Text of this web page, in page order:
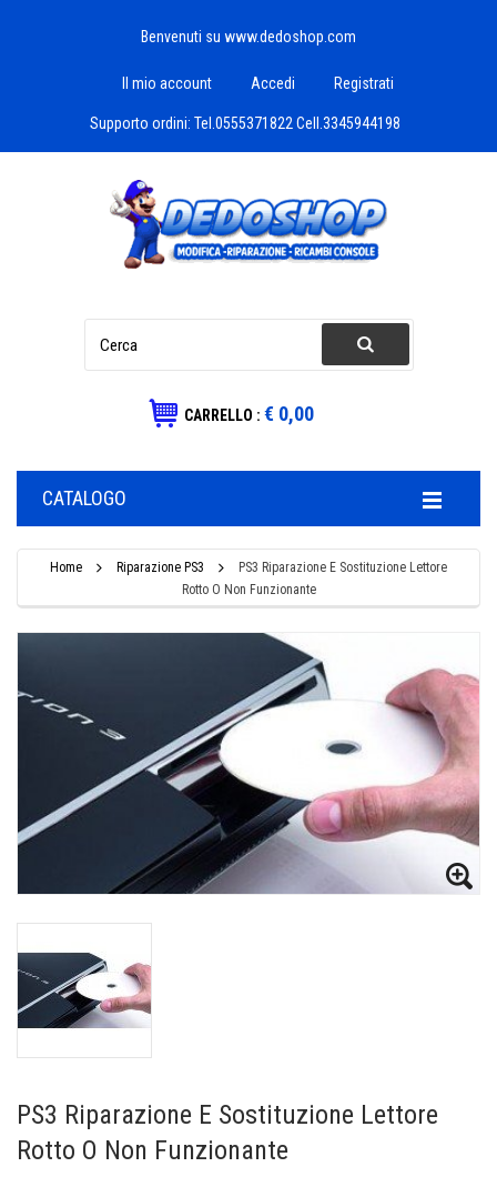
Benvenuti su www.dedoshop.com
Il mio account Accedi Registrati
Supporto ordini: Tel.0555371822 Cell.3345944198
CARRELLO : € 0,00
CATALOGO
Home Riparazione PS3
PS3 Riparazione E Sostituzione Lettore
Rotto O Non Funzionante
PS3 Riparazione E Sostituzione Lettore
Rotto O Non Funzionante